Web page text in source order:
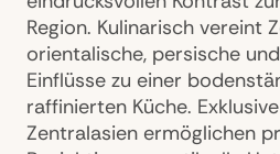
Region. Kulinarisch vereint
orientalische, persische
Einflüsse zu einer
raffinierten Küche.
Zentralasien ermöglichen